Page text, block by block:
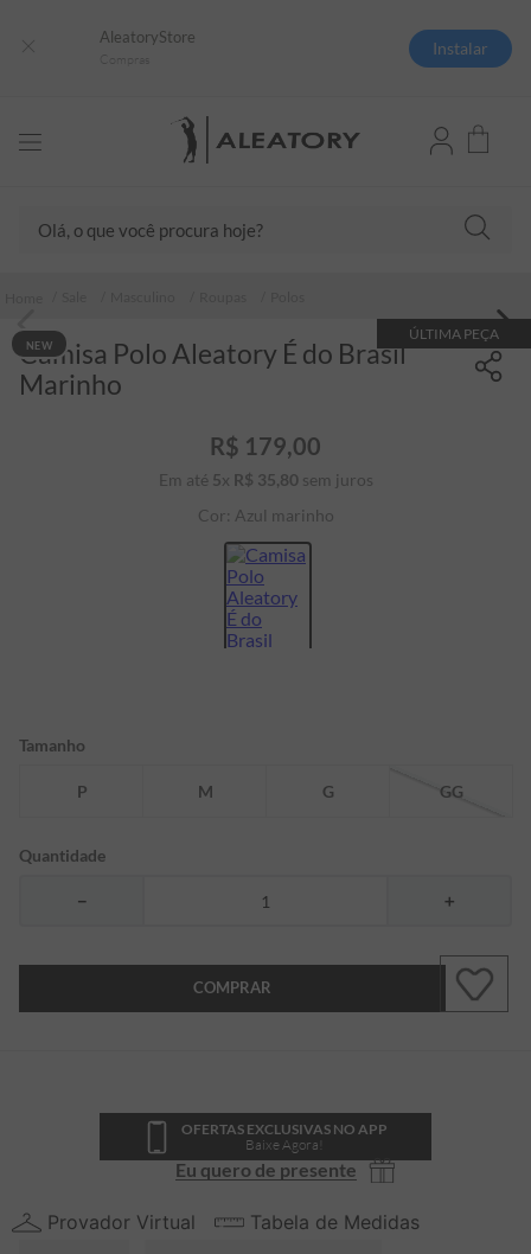
AleatoryStore
Instalar
ÚLTIMA PEÇA
NEW
Camisa Polo Aleatory É do Brasil
Marinho
R$ 179,00
Em até 5x R$ 35,80 sem juros
Cor: Azul marinho
Tamanho
P M G GG
Quantidade
＋
－
COMPRAR
OFERTAS EXCLUSIVAS NO APP
Baixe Agora!
Eu quero de presente
Provador Virtual Tabela de Medidas
camisas polo
2
camiseta listrada
4º
camiseta
5º
pima
6º
jaqueta
7º
8º
9
kids